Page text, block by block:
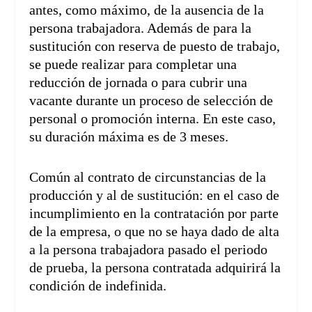
antes, como máximo, de la ausencia de la
persona trabajadora. Además de para la
sustitución con reserva de puesto de trabajo,
se puede realizar para completar una
reducción de jornada o para cubrir una
vacante durante un proceso de selección de
personal o promoción interna. En este caso,
su duración máxima es de 3 meses.
Común al contrato de circunstancias de la
producción y al de sustitución: en el caso de
incumplimiento en la contratación por parte
de la empresa, o que no se haya dado de alta
a la persona trabajadora pasado el periodo
de prueba, la persona contratada adquirirá la
condición de indefinida.